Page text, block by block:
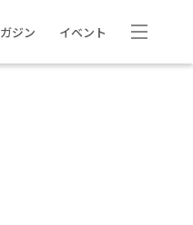
ジン イベント